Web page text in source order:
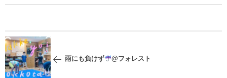
雨にも負けず @フォレスト